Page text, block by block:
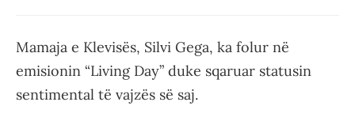
Mamaja e Klevisës, Silvi Gega, ka folur në
emisionin “Living Day” duke sqaruar statusin
sentimental të vajzës së saj.